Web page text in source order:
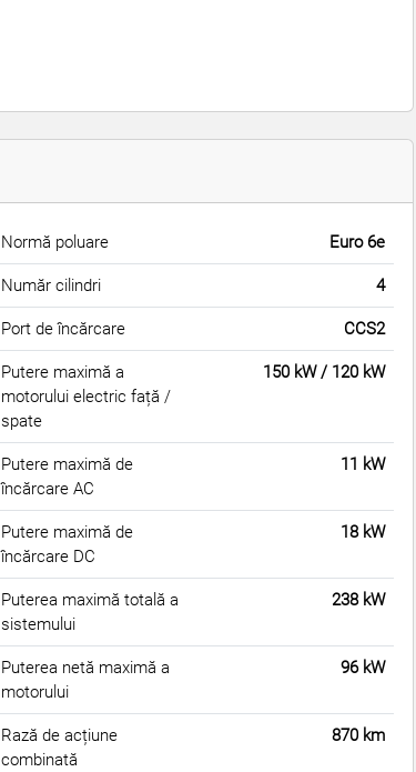
Normă poluare Euro 6e
Număr cilindri 4
Port de încărcare CCS2
Putere maximă a
motorului electric față /
spate
150 kW / 120 kW
Putere maximă de
încărcare AC
11 kW
Putere maximă de
încărcare DC
18 kW
Puterea maximă totală a
sistemului
238 kW
Puterea netă maximă a
motorului
96 kW
Rază de acțiune
combinată
870 km